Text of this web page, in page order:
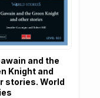
and the
Knight and
stories. World